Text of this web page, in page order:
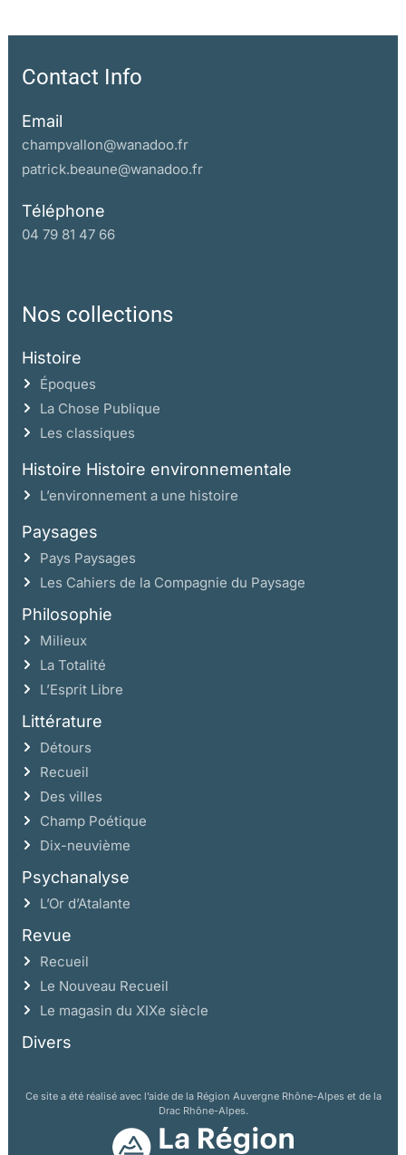
Contact Info
Email
champvallon@wanadoo.fr
patrick.beaune@wanadoo.fr
Téléphone
04 79 81 47 66
Nos collections
Histoire
Époques
La Chose Publique
Les classiques
Histoire Histoire environnementale
L’environnement a une histoire
Paysages
Pays Paysages
Les Cahiers de la Compagnie du Paysage
Philosophie
Milieux
La Totalité
L’Esprit Libre
Littérature
Détours
Recueil
Des villes
Champ Poétique
Dix-neuvième
Psychanalyse
L’Or d’Atalante
Revue
Recueil
Le Nouveau Recueil
Le magasin du XIXe siècle
Divers
Ce site a été réalisé avec l’aide de la Région Auvergne Rhône-Alpes et de la
Drac Rhône-Alpes.